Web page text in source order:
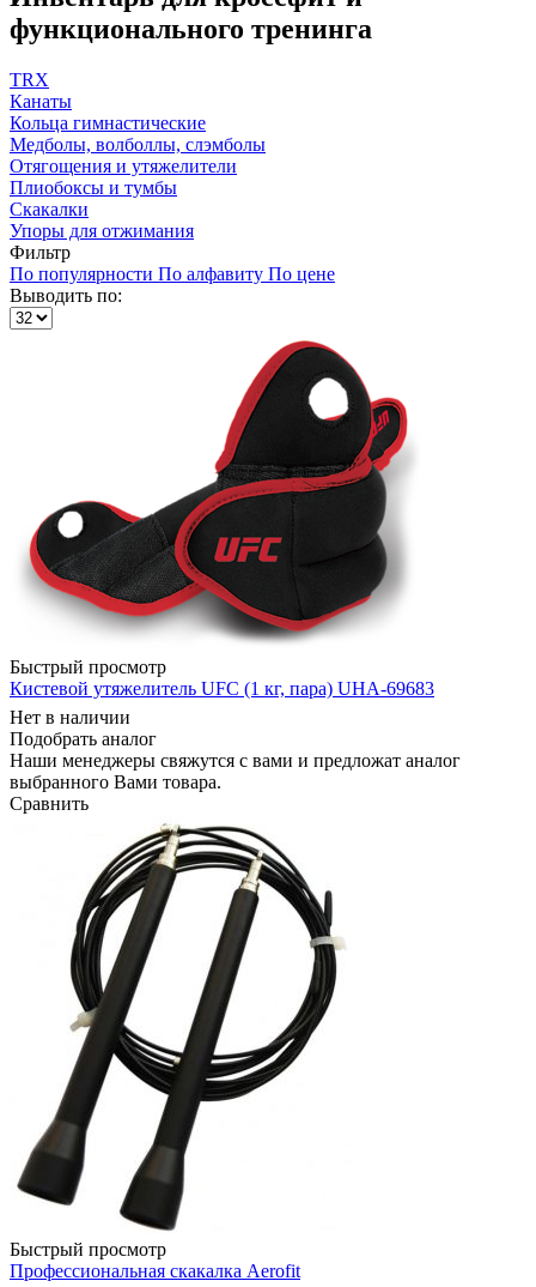
функционального тренинга
TRX
Канаты
Кольца гимнастические
Медболы, волболлы, слэмболы
Отягощения и утяжелители
Плиобоксы и тумбы
Скакалки
Упоры для отжимания
Фильтр
По популярности По алфавиту По цене
Выводить по:
Быстрый просмотр
Кистевой утяжелитель UFC (1 кг, пара) UHA-69683
Нет в наличии
Подобрать аналог
Наши менеджеры свяжутся с вами и предложат аналог
выбранного Вами товара.
Сравнить
Быстрый просмотр
Профессиональная скакалка Aerofit